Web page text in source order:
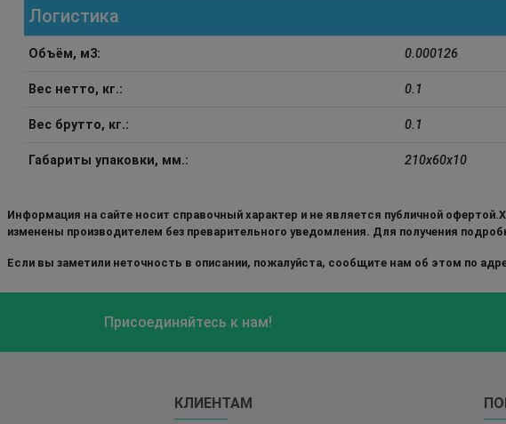
Логистика
Объём, м3: 0.000126
Вес нетто, кг.: 0.1
Вес брутто, кг.: 0.1
Габариты упаковки, мм.: 210x60x10
Информация на сайте носит справочный характер и не является публичной
изменены производителем без преварительного уведомления. Для получения
Если вы заметили неточность в описании, пожалуйста, сообщите нам об этом по
Присоединяйтесь к нам!
КЛИЕНТАМ